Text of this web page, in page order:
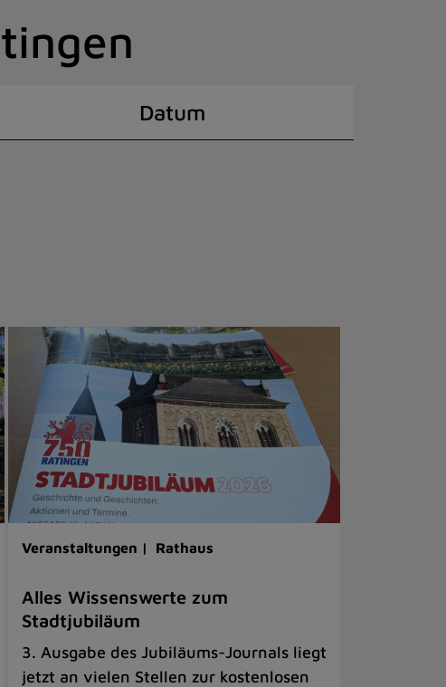
Datum
Veranstaltungen | Rathaus
Alles Wissenswerte zum
Stadtjubiläum
3. Ausgabe des Jubiläums-Journals liegt
jetzt an vielen Stellen zur kostenlosen